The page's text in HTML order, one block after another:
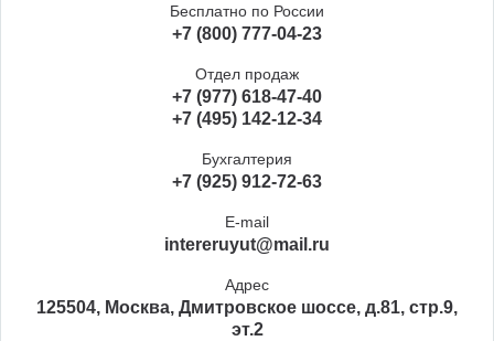
Бесплатно по России
+7 (800) 777-04-23
Отдел продаж
+7 (977) 618-47-40
+7 (495) 142-12-34
Бухгалтерия
+7 (925) 912-72-63
E-mail
intereruyut@mail.ru
Адрес
125504, Москва, Дмитровское шоссе, д.81, стр.9,
эт.2